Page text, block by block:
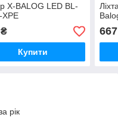
X-BALOG LED BL-
Купити
667
рік